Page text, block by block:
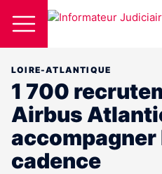
LOIRE-ATLANTIQUE
1 700
Airbus
accompagner
cadence